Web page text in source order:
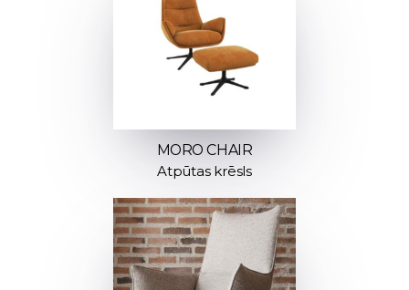
MORO CHAIR
Atpūtas krēsls